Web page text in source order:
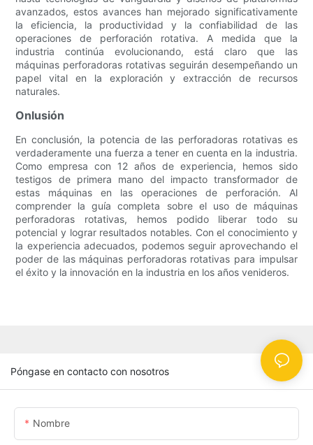
avanzados, estos avances han mejorado significativamente
la eficiencia, la productividad y la confiabilidad de las
operaciones de perforación rotativa. A medida que la
industria continúa evolucionando, está claro que las
máquinas perforadoras rotativas seguirán desempeñando un
papel vital en la exploración y extracción de recursos
naturales.
Onlusión
En conclusión, la potencia de las perforadoras rotativas es
verdaderamente una fuerza a tener en cuenta en la industria.
Como empresa con 12 años de experiencia, hemos sido
testigos de primera mano del impacto transformador de
estas máquinas en las operaciones de perforación. Al
comprender la guía completa sobre el uso de máquinas
perforadoras rotativas, hemos podido liberar todo su
potencial y lograr resultados notables. Con el conocimiento y
la experiencia adecuados, podemos seguir aprovechando el
poder de las máquinas perforadoras rotativas para impulsar
el éxito y la innovación en la industria en los años venideros.
Póngase en contacto con nosotros
Nombre